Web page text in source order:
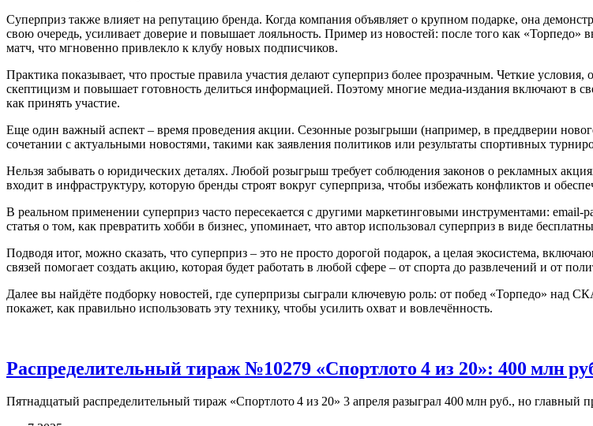
Суперприз также влияет на репутацию бренда. Когда компания объявляет о крупном подарке, она
свою очередь, усиливает доверие и повышает лояльность. Пример из новостей: после того как
матч, что мгновенно привлекло к клубу новых подписчиков.
Практика показывает, что простые правила участия делают суперприз более прозрачным. Четкие
скептицизм и повышает готовность делиться информацией. Поэтому многие медиа‑издания включают в
как принять участие.
Еще один важный аспект – время проведения акции. Сезонные розыгрыши (например, в преддверии
сочетании с актуальными новостями, такими как заявления политиков или результаты спортивных
Нельзя забывать о юридических деталях. Любой розыгрыш требует соблюдения законов о рекламных
входит в инфраструктуру, которую бренды строят вокруг суперприза, чтобы избежать конфликтов и
В реальном применении суперприз часто пересекается с другими маркетинговыми инструментами:
статья о том, как превратить хобби в бизнес, упоминает, что автор использовал суперприз в виде
Подводя итог, можно сказать, что суперприз – это не просто дорогой подарок, а целая экосистема,
связей помогает создать акцию, которая будет работать в любой сфере – от спорта до развлечений и от
Далее вы найдёте подборку новостей, где суперпризы сыграли ключевую роль: от побед «Торпедо»
покажет, как правильно использовать эту технику, чтобы усилить охват и вовлечённость.
Распределительный тираж №10279 «Спортлото 4 из 20»: 400 млн
Пятнадцатый распределительный тираж «Спортлото 4 из 20» 3 апреля разыграл 400 млн руб., но главный